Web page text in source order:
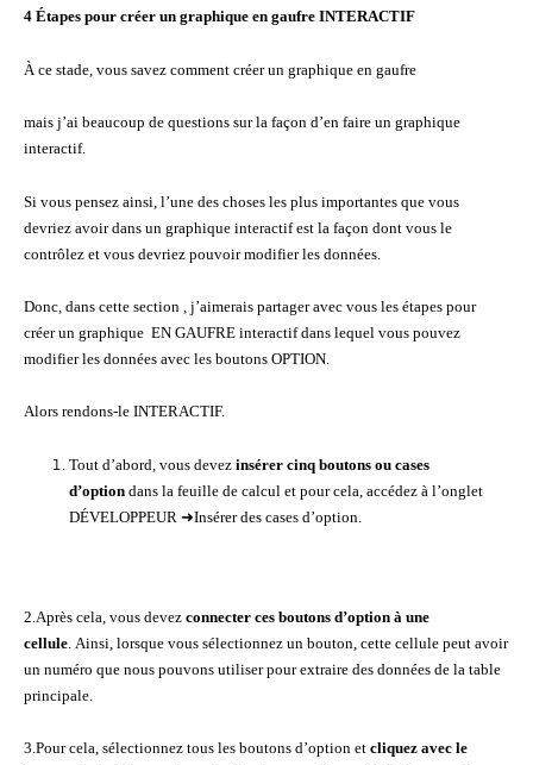
4 Étapes pour créer un graphique en gaufre INTERACTIF
À ce stade, vous savez comment créer un graphique en gaufre
mais j’ai beaucoup de questions sur la façon d’en faire un graphique
interactif.
Si vous pensez ainsi, l’une des choses les plus importantes que vous
devriez avoir dans un graphique interactif est la façon dont vous le
contrôlez et vous devriez pouvoir modifier les données.
Donc, dans cette section , j’aimerais partager avec vous les étapes pour
créer un graphique EN GAUFRE interactif dans lequel vous pouvez
modifier les données avec les boutons OPTION.
Alors rendons-le INTERACTIF.
Tout d’abord, vous devezinsérer cinq boutons ou cases
d’optiondans la feuille de calcul et pour cela, accédez à l’onglet
DÉVELOPPEUR ➜Insérer des cases d’option.
2.Après cela, vous devez connecter ces boutons d’option à une
cellule. Ainsi, lorsque vous sélectionnez un bouton, cette cellule peut avoir
un numéro que nous pouvons utiliser pour extraire des données de la table
principale.
3.Pour cela, sélectionnez tous les boutons d’option et cliquez avec le